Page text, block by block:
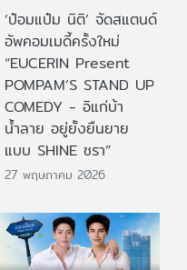
‘ป๋อมแป๋ม นิติ’ จัดสแตนด์
อัพคอมเมดี้ครั้งใหม่
“EUCERIN Present
POMPAM’S STAND UP
COMEDY - อิแก่บ้า
น้ำลาย อยู่ยั้งยืนยาย
แบบ SHINE ชรา”
27 พฤษภาคม 2026